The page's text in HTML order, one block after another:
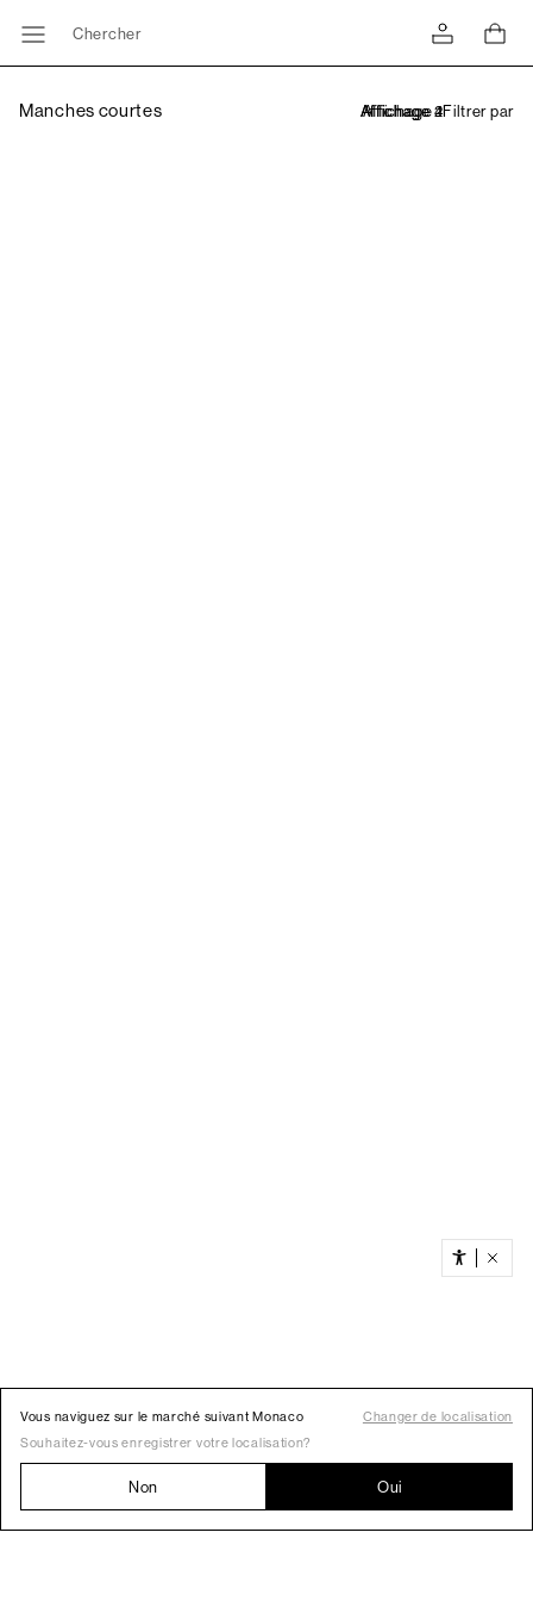
Chercher
Manches courtes Filtrer par
Vous naviguez sur le marché suivant Monaco
Changer de localisation
Souhaitez-vous enregistrer votre localisation?
Non Oui